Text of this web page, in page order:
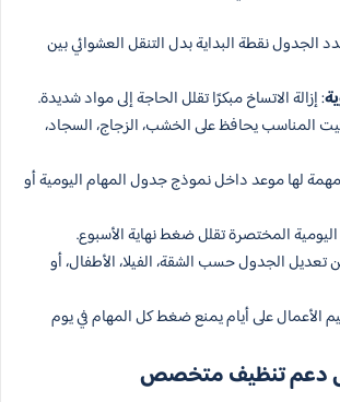
الجدول نقطة البداية بدل التنقل العشوائي بين
: إزالة الاتساخ مبكرًا تقلل الحاجة إلى مواد شديدة.
المناسب يحافظ على الخشب، الزجاج، السجاد،
لها موعد داخل نموذج جدول المهام اليومية أو
المختصرة تقلل ضغط نهاية الأسبوع.
تعديل الجدول حسب الشقة، الفيلا، الأطفال، أو
الأعمال على أيام يمنع ضغط كل المهام في يوم
دعم تنظيف متخصص